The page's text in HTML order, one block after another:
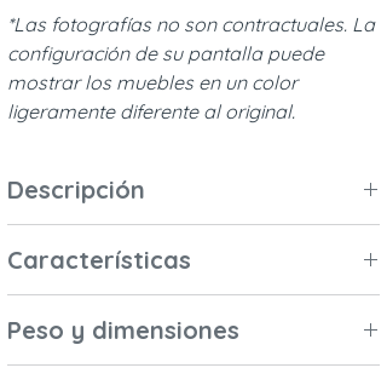
*Las fotografías no son contractuales. La
configuración de su pantalla puede
mostrar los muebles en un color
ligeramente diferente al original.
Descripción
diseñado para las camas de 60 x 120 cm
de las colecciones Hermione y Lafayette,
para convertir la cama de tu bebé en un
Características
Madera maciza (cedro blanco
australiano, melia azedarach,
Peso y dimensiones